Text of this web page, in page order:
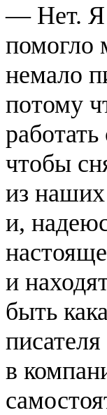
— Нет. Я
помогло
немало
потому
чтобы
из наших
и,
и
быть
в